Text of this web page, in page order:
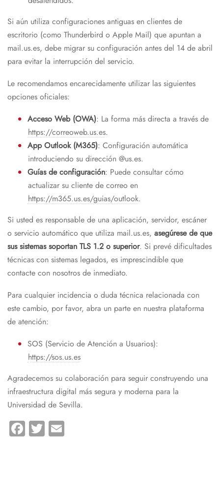
Si aún utiliza configuraciones antiguas en clientes de
escritorio (como Thunderbird o Apple Mail) que apuntan a
mail.us.es, debe migrar su configuración antes del 14 de abril
para evitar la interrupción del servicio.
Le recomendamos encarecidamente utilizar las siguientes
opciones oficiales:
Acceso Web (OWA): La forma más directa a través de
https://correoweb.us.es.
App Outlook (M365): Configuración automática
introduciendo su dirección @us.es.
Guías de configuración: Puede consultar cómo
actualizar su cliente de correo en
https://m365.us.es/guias/outlook.
Si usted es responsable de una aplicación, servidor, escáner
o servicio automático que utiliza mail.us.es, asegúrese de que
sus sistemas soportan TLS 1.2 o superior. Si prevé dificultades
técnicas con sistemas legados, es imprescindible que
contacte con nosotros de inmediato.
Para cualquier incidencia o duda técnica relacionada con
este cambio, por favor, abra un parte en nuestra plataforma
de atención:
SOS (Servicio de Atención a Usuarios):
https://sos.us.es
Agradecemos su colaboración para seguir construyendo una
infraestructura digital más segura y moderna para la
Universidad de Sevilla.
Facebook
Twitter